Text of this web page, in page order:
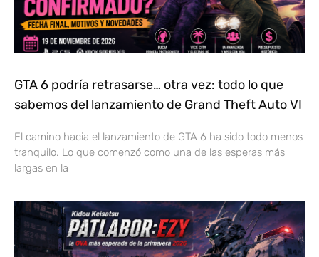
GTA 6 podría retrasarse… otra vez: todo lo que
sabemos del lanzamiento de Grand Theft Auto VI
El camino hacia el lanzamiento de GTA 6 ha sido todo menos
tranquilo. Lo que comenzó como una de las esperas más
largas en la